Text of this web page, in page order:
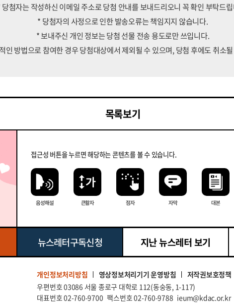
당첨자는 작성하신 이메일 주소로 당첨 안내를 보내드리오니 꼭 확인 부탁드
* 당첨자의 사정으로 인한 발송오류는 책임지지 않습니다.
* 보내주신 개인 정보는 당첨 선물 전송 용도로만 쓰입니다.
인 방법으로 참여한 경우 당첨대상에서 제외될 수 있으며, 당첨 후에도 취소
목록보기
접근성 버튼을 누르면 해당하는 콘텐츠를 볼 수 있습니다.
음성해설 큰 활자 점자 자막 대본
뉴스레터 구독신청 지난 뉴스레터 보기
개인정보처리방침 영상정보처리기기 운영방침 저작권보호정책
우편번호 03086 서울 종로구 대학로 112(동숭동, 1-117)
대표번호 02-760-9700 팩스번호 02-760-9788 ieum@kdac.or.kr